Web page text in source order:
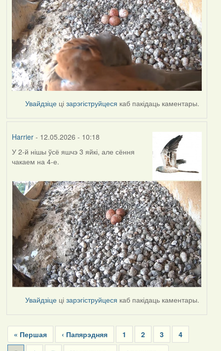
Увайдзіце цізарэгіструйцеся каб пакідаць каментары.
Harrier- 12.05.2026 - 10:18
У 2-й нішы ўсё яшчэ 3 яйкі, але сёння
чакаем на 4-е.
Увайдзіце цізарэгіструйцеся каб пакідаць каментары.
Pagination
First
page
« Першая
Previous
page
‹ Папярэдняя Page
1 Page
2 Page
3 Page
4